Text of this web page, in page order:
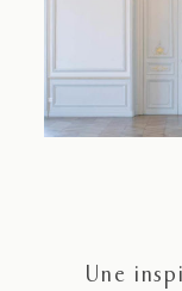
Une